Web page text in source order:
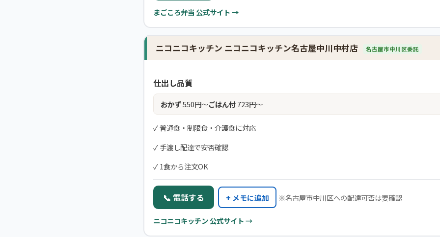
まごころ弁当 公式サイト →
ニコニコキッチン ニコニコキッチン名古屋中川中村店 名古屋市中川区委託
仕出し品質
おかず550円〜ごはん付723円〜
✓ 普通食・制限食・介護食に対応
✓ 手渡し配達で安否確認
✓ 1食から注文OK
📞 電話する + メモに追加 ※名古屋市中川区への配達可否は要確認
ニコニコキッチン 公式サイト →